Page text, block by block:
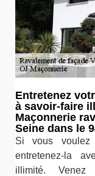
Entretenez
à savoir-faire
Maçonnerie
Seine dans le
Si vous voulez
entretenez-la
illimité.